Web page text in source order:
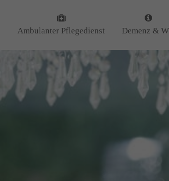
Über uns
Wir haben uns als ambulanter Pflegedienst
auf Wohngemeinschaften für Senioren
spezialisiert. Mit der Spezialisierung im
Bereich Demenz erleben wir immer wieder
tun.
Lipper
Ambulanter Pflegedienst Demenz &